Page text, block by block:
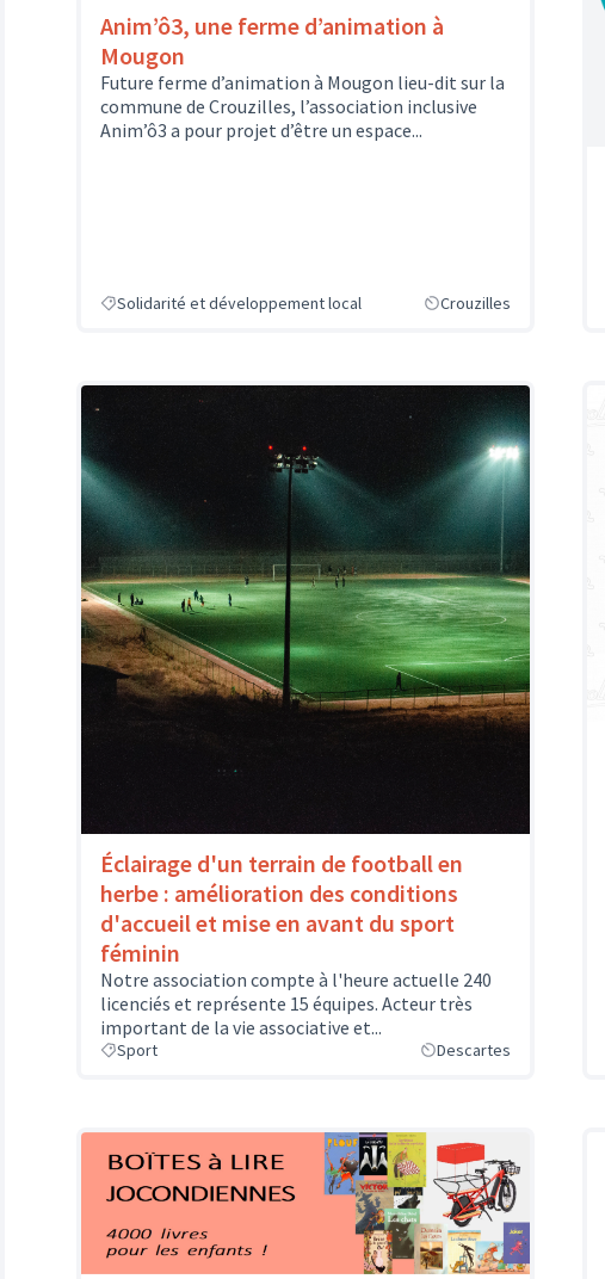
Anim’ô3, une ferme d’animation à
Mougon
Future ferme d’animation à Mougon lieu-dit sur la
commune de Crouzilles, l’association inclusive
Anim’ô3 a pour projet d’être un espace...
Solidarité et développement local Crouzilles
Éclairage d'un terrain de football en
herbe : amélioration des conditions
d'accueil et mise en avant du sport
féminin
Notre association compte à l'heure actuelle 240
licenciés et représente 15 équipes. Acteur très
important de la vie associative et...
Sport Descartes